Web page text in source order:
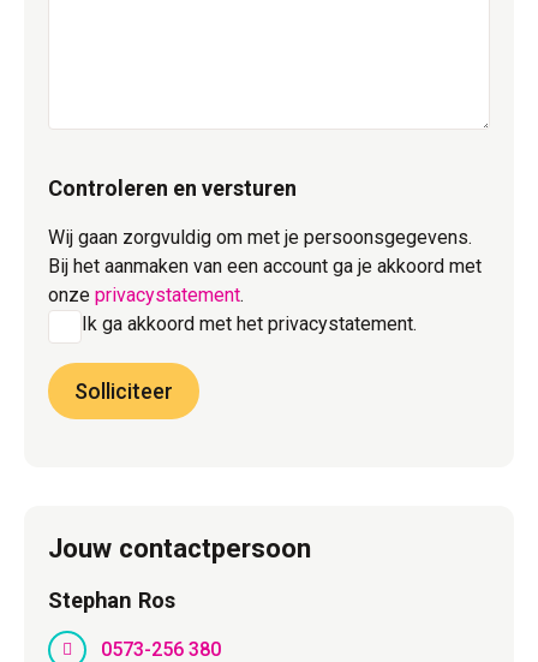
Controleren en versturen
Wij gaan zorgvuldig om met je persoonsgegevens.
Bij het aanmaken van een account ga je akkoord met
onze privacystatement.
Ik ga akkoord met het privacystatement.
Solliciteer
Jouw contactpersoon
Stephan Ros
0573-256 380